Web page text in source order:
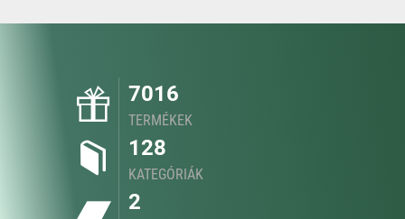
7016
TERMÉKEK
128
KATEGÓRIÁK
2